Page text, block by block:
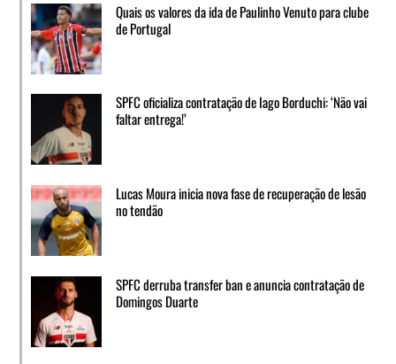
Quais os valores da ida de Paulinho Venuto para clube
de Portugal
SPFC oficializa contratação de Iago Borduchi: ‘Não vai
faltar entrega!’
Lucas Moura inicia nova fase de recuperação de lesão
no tendão
SPFC derruba transfer ban e anuncia contratação de
Domingos Duarte